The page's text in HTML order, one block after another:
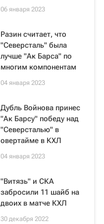
06 января 2023
Разин считает, что
"Северсталь" была
лучше "Ак Барса" по
многим компонентам
04 января 2023
Дубль Войнова принес
"Ак Барсу" победу над
"Северсталью" в
овертайме в КХЛ
04 января 2023
"Витязь" и СКА
забросили 11 шайб на
двоих в матче КХЛ
30 декабря 2022